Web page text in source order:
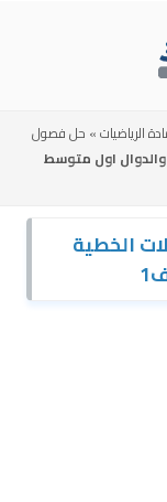
الرياضيات» حل فصول
والدوال اول متوسط
الخطية